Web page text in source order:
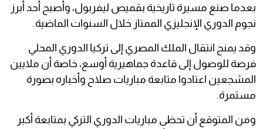
بعدما صنع مسيرة تاريخية بقميص ليفربول، وأصبح أحد أبرز
نجوم الدوري الإنجليزي الممتاز خلال السنوات الماضية.
وقد يمنح انتقال الملك المصري إلى تركيا الدوري المحلي
فرصة للوصول إلى قاعدة جماهيرية أوسع، خاصة أن ملايين
المشجعين اعتادوا متابعة مباريات صلاح وأخباره بصورة
مستمرة.
ومن المتوقع أن تحظى مباريات الدوري التركي بمتابعة أكبر